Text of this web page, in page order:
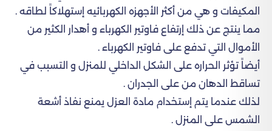
المكيفات و هي من أكثر الأجهزه الكهربائيه إستهلاكاً لطاقه .
مما ينتج عن ذلك إرتفاع فاوتير الكهرباء و أهدار الكثير من
الأموال التي تدفع على فاوتير الكهرباء .
أيضاً تؤثر الحراره على الشكل الداخلي للمنزل و التسبب في
تساقط الدهان من على الجدران .
لذلك عندما يتم إستخدام مادة العزل يمنع نفاذ أشعة
الشمس على المنزل .